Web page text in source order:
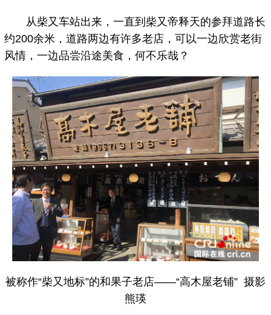
从柴又车站出来，一直到柴又帝释天的参拜道路长
约200余米，道路两边有许多老店，可以一边欣赏老街
风情，一边品尝沿途美食，何不乐哉？
被称作“柴又地标”的和果子老店——“高木屋老铺” 摄影
熊瑛